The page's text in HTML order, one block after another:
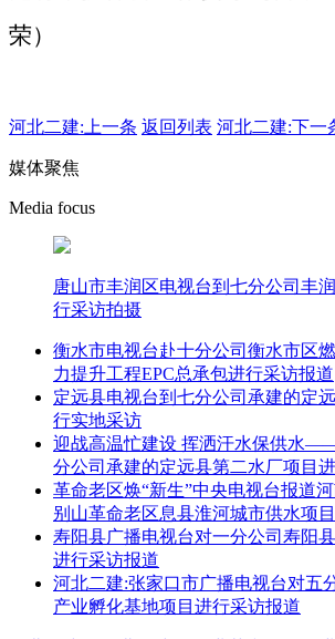
荣）
河北二建: 上一条 返回列表 河北二建:下一
媒体聚焦
Media focus
唐山市丰润区电视台到七分公司丰
行采访拍摄
衡水市电视台赴十分公司衡水市区
力提升工程EPC总承包进行采访报道
定远县电视台到七分公司承建的定
行实地采访
迎战高温忙建设 挥洒汗水保供水
分公司承建的定远县第二水厂项目
革命老区焕“新生”中央电视台报道
别山革命老区息县淮河城市供水项目
寿阳县广播电视台对一分公司寿阳
进行采访报道
河北二建:张家口市广播电视台对五
产业孵化基地项目进行采访报道